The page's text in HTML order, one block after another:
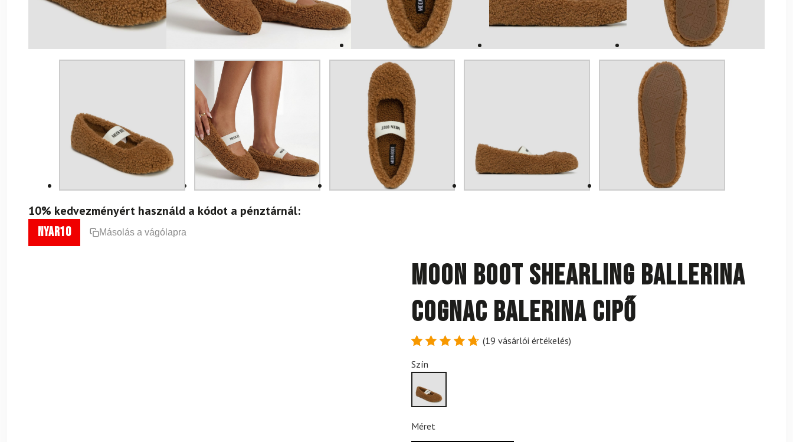
10% kedvezményért használd a kódot a pénztárnál:
nyar10 Másolás a vágólapra
MOON BOOT Shearling Ballerina
Cognac balerina cipő
4.79
értékelés
alapján
(19 vásárlói értékelés)
Szín
Méret